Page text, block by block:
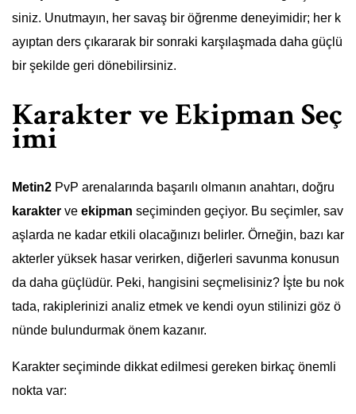
siniz. Unutmayın, her savaş bir öğrenme deneyimidir; her k
ayıptan ders çıkararak bir sonraki karşılaşmada daha güçlü
bir şekilde geri dönebilirsiniz.
Karakter ve Ekipman Seç
imi
Metin2 PvP arenalarında başarılı olmanın anahtarı, doğru
karakter ve ekipman seçiminden geçiyor. Bu seçimler, sav
aşlarda ne kadar etkili olacağınızı belirler. Örneğin, bazı kar
akterler yüksek hasar verirken, diğerleri savunma konusun
da daha güçlüdür. Peki, hangisini seçmelisiniz? İşte bu nok
tada, rakiplerinizi analiz etmek ve kendi oyun stilinizi göz ö
nünde bulundurmak önem kazanır.
Karakter seçiminde dikkat edilmesi gereken birkaç önemli
nokta var: